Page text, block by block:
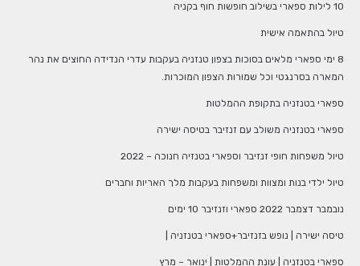
10 לילות ספארי בשילוב חופשות חוף בקניה
טיול בהתאמה אישית
8 ימי ספארי מלאים בסוכות בצפון טנזניה בעקבות עדרי הנדידה החוצים את נהר
המארה בסרנגטי וכל שמורות הצפון המוכרות.
ספארי בטנזניה בתקופת ההמלטות
ספארי בטנזניה משולב עם זנזיבר בטיסה ישירה
טיול משפחות חופי זנזיבר וספארי בטנזיה חנוכה – 2022
טיול ילדי בנות ומצוות ומשפחות בעקבות מלך האריות וחברים
נובמבר דצמבר 2022 ספארי וזנזיבר 10 ימים
טיסה ישירה | נופש בזנזיבר+ספארי בטנזניה |
ספארי בטנזניה | עונת ההמלטות | ינואר – מרץ